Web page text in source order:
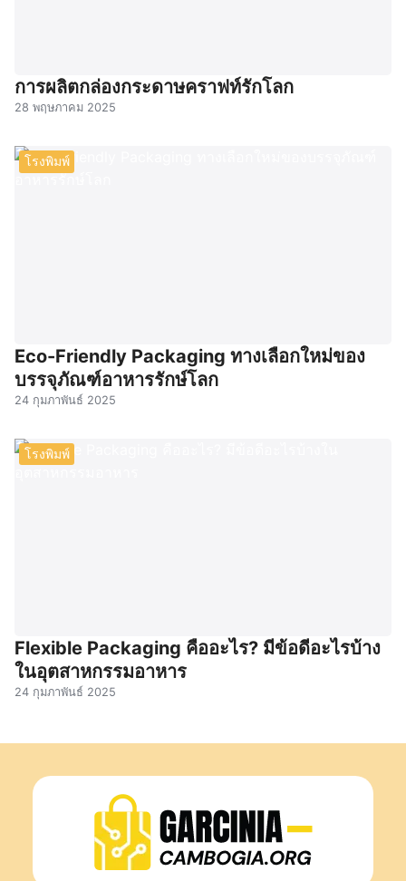
การผลิตกล่องกระดาษคราฟท์รักโลก
28 พฤษภาคม 2025
โรงพิมพ์
Eco-Friendly Packaging ทางเลือกใหม่ของ
บรรจุภัณฑ์อาหารรักษ์โลก
24 กุมภาพันธ์ 2025
โรงพิมพ์
Flexible Packaging คืออะไร? มีข้อดีอะไรบ้าง
ในอุตสาหกรรมอาหาร
24 กุมภาพันธ์ 2025